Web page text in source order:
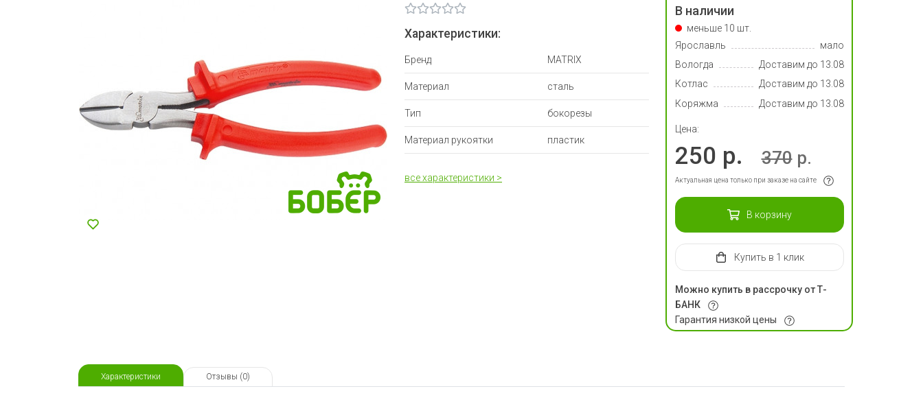
Характеристики:
Бренд MATRIX
Материал сталь
Тип бокорезы
Материал рукоятки пластик
все характеристики >
В наличии
меньше 10 шт.
Ярославль
мало
Вологда
Доставим до 13.08
Котлас
Доставим до 13.08
Коряжма
Доставим до 13.08
Цена:
250 р. 370р.
Актуальная цена только при заказе на сайте
В корзину
Купить в 1 клик
Можно купить в рассрочку от Т-
БАНК
Гарантия низкой цены
Характеристики Отзывы (0)